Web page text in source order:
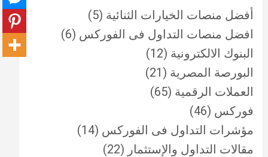
أفضل منصات الخيارات الثنائية (5)
افضل منصات التداول فى الفوركس (6)
البنوك الالكترونية (12)
البورصة المصرية (21)
العملات الرقمية (65)
فوركس (46)
مؤشرات التداول فى الفوركس (14)
مقالات التداول والإستثمار (22)